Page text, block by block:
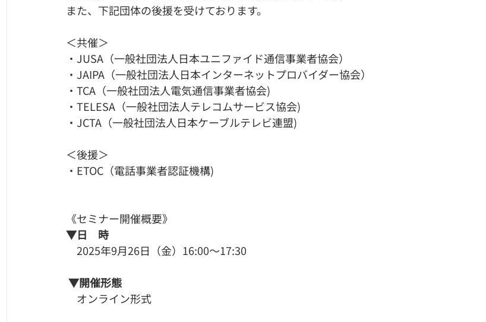
また、下記団体の後援を受けております。
＜共催＞
・JUSA（一般社団法人日本ユニファイド通信事業者協会）
・JAIPA（一般社団法人日本インターネットプロバイダー協会）
・TCA（一般社団法人電気通信事業者協会)
・TELESA（一般社団法人テレコムサービス協会)
・JCTA（一般社団法人日本ケーブルテレビ連盟)
＜後援＞
・ETOC（電話事業者認証機構)
《​セミナー開催概要》
▼日　時
2025年9月26日（金）16:00〜17:30
▼開催形態
オンライン形式